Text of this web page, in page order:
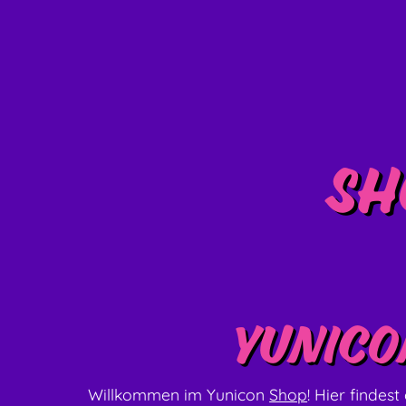
Willkommen im YuniconShop! Hier findest